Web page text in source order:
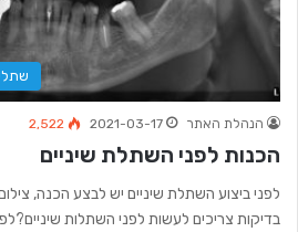
הנהלת האתר 2021-03-17
2,522
הכנות לפני השתלת שיניים
לפני ביצוע השתלת שיניים יש לבצע הכנה,
בדיקות צריכים לעשות לפני השתלות